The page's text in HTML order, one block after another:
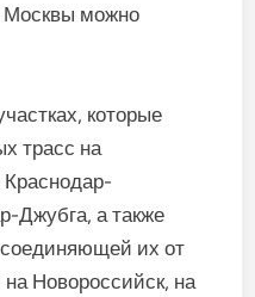
Москвы можно
которые
трасс на
Джубга, а также
их от
на Новороссийск, на